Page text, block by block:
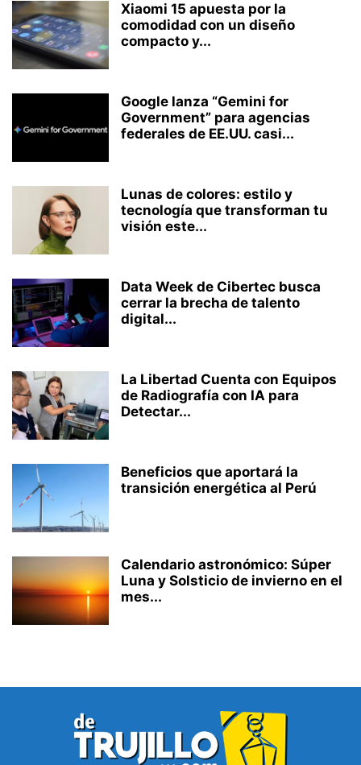
Xiaomi 15 apuesta por la
comodidad con un diseño
compacto y...
Google lanza “Gemini for
Government” para agencias
federales de EE.UU. casi...
Lunas de colores: estilo y
tecnología que transforman tu
visión este...
Data Week de Cibertec busca
cerrar la brecha de talento
digital...
La Libertad Cuenta con Equipos
de Radiografía con IA para
Detectar...
Beneficios que aportará la
transición energética al Perú
Calendario astronómico: Súper
Luna y Solsticio de invierno en el
mes...